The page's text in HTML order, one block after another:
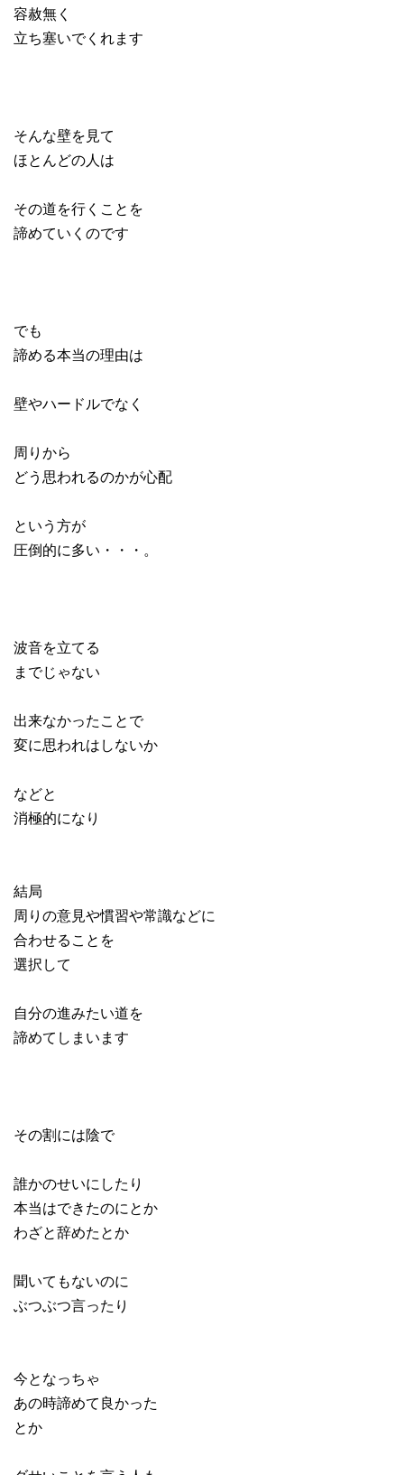
容赦無く
立ち塞いでくれます
そんな壁を見て
ほとんどの人は
その道を行くことを
諦めていくのです
でも
諦める本当の理由は
壁やハードルでなく
周りから
どう思われるのかが心配
という方が
圧倒的に多い・・・。
波音を立てる
までじゃない
出来なかったことで
変に思われはしないか
などと
消極的になり
結局
周りの意見や慣習や常識などに
合わせることを
選択して
自分の進みたい道を
諦めてしまいます
その割には陰で
誰かのせいにしたり
本当はできたのにとか
わざと辞めたとか
聞いてもないのに
ぶつぶつ言ったり
今となっちゃ
あの時諦めて良かった
とか